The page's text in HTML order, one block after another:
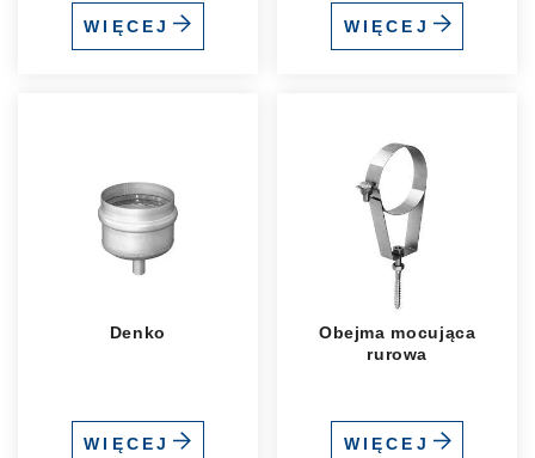
WIĘCEJ WIĘCEJ
Denko
WIĘCEJ
Obejma mocująca
rurowa
WIĘCEJ